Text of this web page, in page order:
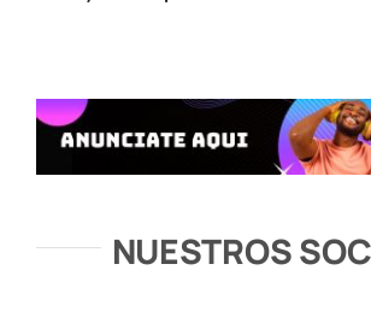
NUESTROS